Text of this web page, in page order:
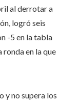
al derrotar a
logró seis
-5 en la tabla
ronda en la que
y no supera los